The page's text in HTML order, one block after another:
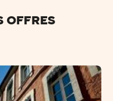
offres